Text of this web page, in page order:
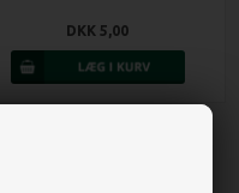
DKK 5,00